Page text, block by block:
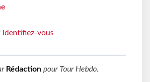
Identifiez-vous
Rédaction pour Tour Hebdo.